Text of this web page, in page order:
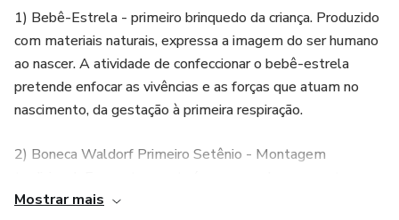
1) Bebê-Estrela - primeiro brinquedo da criança. Produzido
com materiais naturais, expressa a imagem do ser humano
ao nascer. A atividade de confeccionar o bebê-estrela
pretende enfocar as vivências e as forças que atuam no
nascimento, da gestação à primeira respiração.
2) Boneca Waldorf Primeiro Setênio - Montagem
em contato com a concepção estética Waldorf e
Mostrar mais